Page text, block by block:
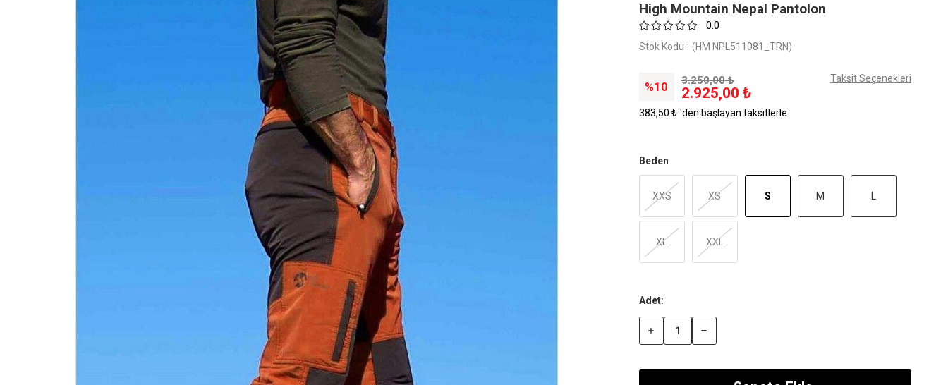
High Mountain Nepal Pantolon
0.0
Stok Kodu (HM NPL511081_TRN)
10 3.250,00 ₺
2.925,00 ₺
Taksit Seçenekleri
383,50 ₺ `den başlayan taksitlerle
Beden
XXS XS S M
XL XXL